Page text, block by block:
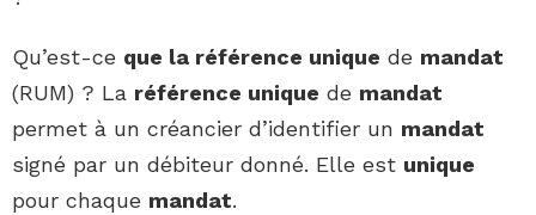
Qu’est-ce que la référence unique de mandat
(RUM) ? La référence unique de mandat
permet à un créancier d’identifier un mandat
signé par un débiteur donné. Elle est unique
pour chaque mandat.